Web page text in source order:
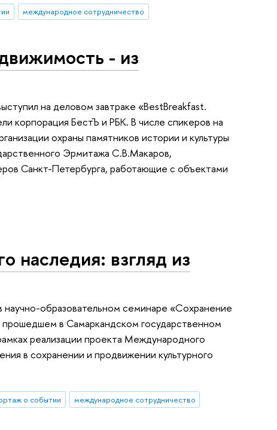
международное сотрудничество
- из
на деловом завтраке «BestBreakfast.
корпорация БестЪ и РБК. В числе спикеров на
охраны памятников истории и культуры
Эрмитажа С.В.Макаров,
Санкт-Петербурга, работающие с объектами
наследия: взгляд из
научно-образовательном семинаре «Сохранение
в Самаркандском государственном
реализации проекта Международного
в сохранении и продвижении культурного
о событии международное сотрудничество